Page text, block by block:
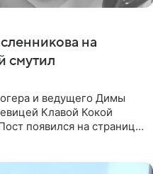
на
смутил
и ведущего Димы
Клавой Кокой
появился на странице